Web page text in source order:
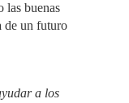
las buenas
de un futuro
a los